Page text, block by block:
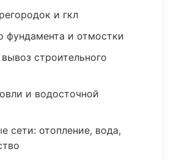
и гкл
фундамента и отмостки
строительного
и водосточной
сети: отопление, вода,